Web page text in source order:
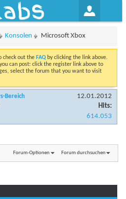
Konsolen Microsoft Xbox
check out the FAQ by clicking the link above.
can post: click the register link above to
select the forum that you want to visit
Bereich
12.01.2012
Hits:
614.053
Forum-Optionen Forum durchsuchen